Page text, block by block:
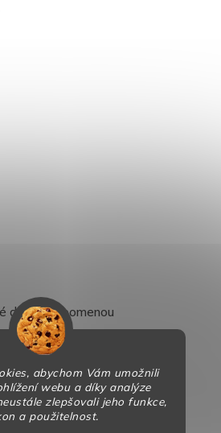
abychom Vám umožnili
webu a díky analýze
zlepšovali jeho funkce,
a použitelnost.
děti nezapomenou
smile.cz. Všechna práva vyhrazena.